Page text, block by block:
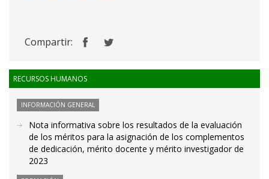
Compartir:
RECURSOS HUMANOS
INFORMACIÓN GENERAL
Nota informativa sobre los resultados de la evaluación
de los méritos para la asignación de los complementos
de dedicación, mérito docente y mérito investigador de
2023